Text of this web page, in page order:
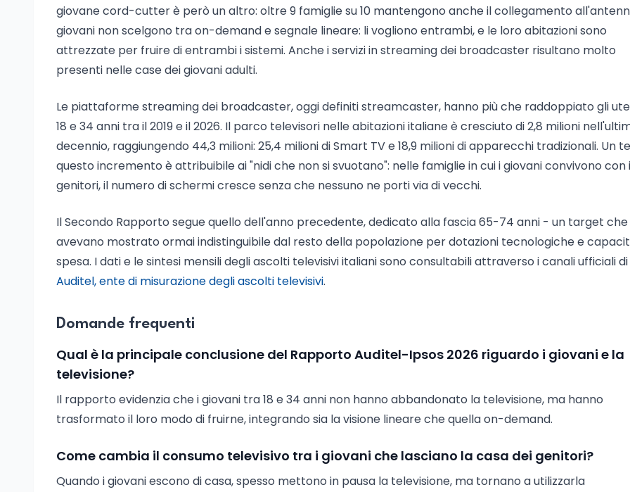
giovane cord-cutter è però un altro: oltre 9 famiglie su 10 mantengono anche il collegamento
giovani non scelgono tra on-demand e segnale lineare: li vogliono entrambi, e le loro abitazioni sono
attrezzate per fruire di entrambi i sistemi. Anche i servizi in streaming dei broadcaster risultano molto
presenti nelle case dei giovani adulti.
Le piattaforme streaming dei broadcaster, oggi definiti streamcaster, hanno più che raddoppiato gli
18 e 34 anni tra il 2019 e il 2026. Il parco televisori nelle abitazioni italiane è cresciuto di 2,8 milioni
decennio, raggiungendo 44,3 milioni: 25,4 milioni di Smart TV e 18,9 milioni di apparecchi tradizionali. Un
questo incremento è attribuibile ai "nidi che non si svuotano": nelle famiglie in cui i giovani convivono con i
genitori, il numero di schermi cresce senza che nessuno ne porti via di vecchi.
Il Secondo Rapporto segue quello dell'anno precedente, dedicato alla fascia 65-74 anni - un target che
avevano mostrato ormai indistinguibile dal resto della popolazione per dotazioni tecnologiche e
spesa. I dati e le sintesi mensili degli ascolti televisivi italiani sono consultabili attraverso i canali ufficiali di
Auditel, ente di misurazione degli ascolti televisivi.
Domande frequenti
Qual è la principale conclusione del Rapporto Auditel-Ipsos 2026 riguardo i giovani e la
televisione?
Il rapporto evidenzia che i giovani tra 18 e 34 anni non hanno abbandonato la televisione, ma hanno
trasformato il loro modo di fruirne, integrando sia la visione lineare che quella on-demand.
Come cambia il consumo televisivo tra i giovani che lasciano la casa dei genitori?
Quando i giovani escono di casa, spesso mettono in pausa la televisione, ma tornano a utilizzarla